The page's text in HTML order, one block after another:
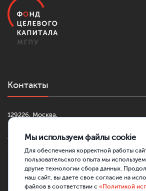
Контакты
129226, Москва,
+7 (499) 181-42-30
fond@mgpu.ru
Мы используем файлы cookie
Для обеспечения корректной работы
пользовательского опыта мы
другие технологии сбора данных.
наш сайт, вы даете свое согласие на
файлов в соответствии с «Политикой